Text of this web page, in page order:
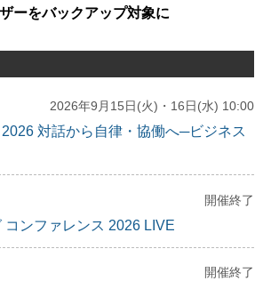
ーをバックアップ対象に
2026年9月15日(火)・16日(水) 10:00
対話から自律・協働へ─ビジネス
開催終了
コンファレンス 2026 LIVE
開催終了